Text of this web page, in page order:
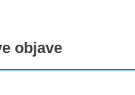
objave